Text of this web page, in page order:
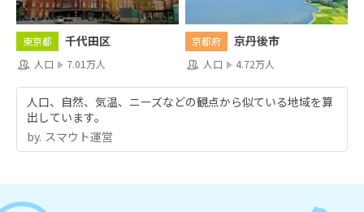
東京都 千代田区
人口 7.01万人
京都府 京丹後市
人口 4.72万人
人口、自然、気温、ニーズなどの観点から似ている地域を算
出しています。
by.︎ スマウト運営